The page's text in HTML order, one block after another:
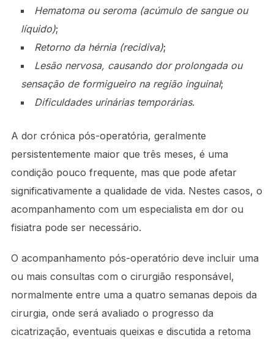
Hematoma ou seroma (acúmulo de sangue ou
líquido);
Retorno da hérnia (recidiva);
Lesão nervosa, causando dor prolongada ou
sensação de formigueiro na região inguinal;
Dificuldades urinárias temporárias.
A dor crónica pós-operatória, geralmente
persistentemente maior que três meses, é uma
condição pouco frequente, mas que pode afetar
significativamente a qualidade de vida. Nestes casos, o
acompanhamento com um especialista em dor ou
fisiatra pode ser necessário.
O acompanhamento pós-operatório deve incluir uma
ou mais consultas com o cirurgião responsável,
normalmente entre uma a quatro semanas depois da
cirurgia, onde será avaliado o progresso da
cicatrização, eventuais queixas e discutida a retoma